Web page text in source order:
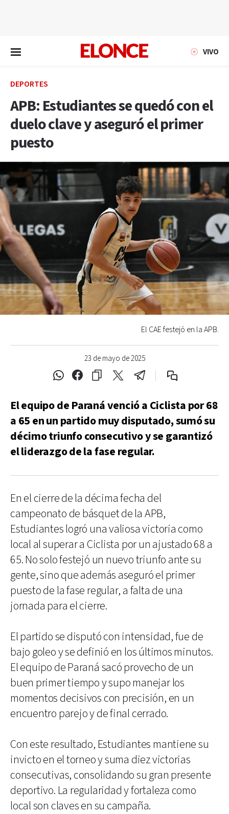
VIVO
DEPORTES
APB: Estudiantes se quedó con el
duelo clave y aseguró el primer
puesto
23 de mayo de 2025
El CAE festejó en la APB.
El equipo de Paraná venció a Ciclista por 68
a 65 en un partido muy disputado, sumó su
décimo triunfo consecutivo y se garantizó
el liderazgo de la fase regular.
En el cierre de la décima fecha del
campeonato de básquet de la APB,
Estudiantes logró una valiosa victoria como
local al superar a Ciclista por un ajustado 68 a
65. No solo festejó un nuevo triunfo ante su
gente, sino que además aseguró el primer
puesto de la fase regular, a falta de una
jornada para el cierre.
El partido se disputó con intensidad, fue de
bajo goleo y se definió en los últimos minutos.
El equipo de Paraná sacó provecho de un
buen primer tiempo y supo manejar los
momentos decisivos con precisión, en un
encuentro parejo y de final cerrado.
Con este resultado, Estudiantes mantiene su
invicto en el torneo y suma diez victorias
consecutivas, consolidando su gran presente
deportivo. La regularidad y fortaleza como
local son claves en su campaña.